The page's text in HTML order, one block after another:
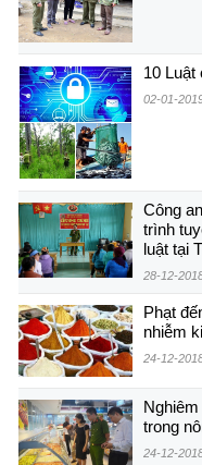
10 Luật
02-01-
Công
trình
luật tại
28-12-
Phạt
nhiễm
24-12-
trong
24-12-